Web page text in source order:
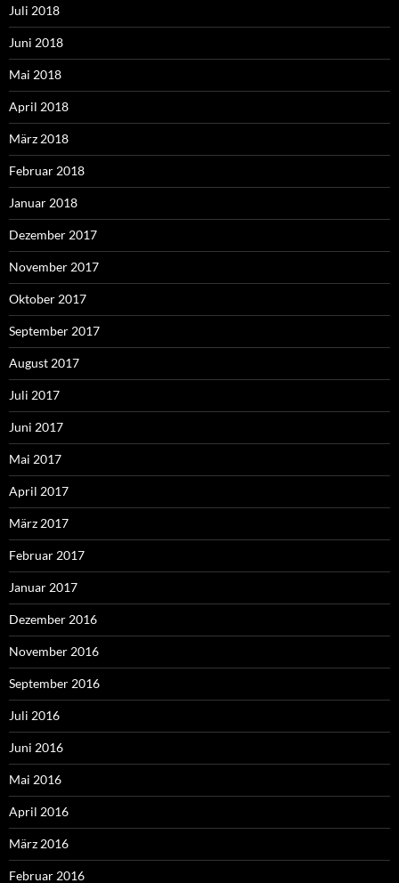
Juli 2018
Juni 2018
Mai 2018
April 2018
März 2018
Februar 2018
Januar 2018
Dezember 2017
November 2017
Oktober 2017
September 2017
August 2017
Juli 2017
Juni 2017
Mai 2017
April 2017
März 2017
Februar 2017
Januar 2017
Dezember 2016
November 2016
September 2016
Juli 2016
Juni 2016
Mai 2016
April 2016
März 2016
Februar 2016